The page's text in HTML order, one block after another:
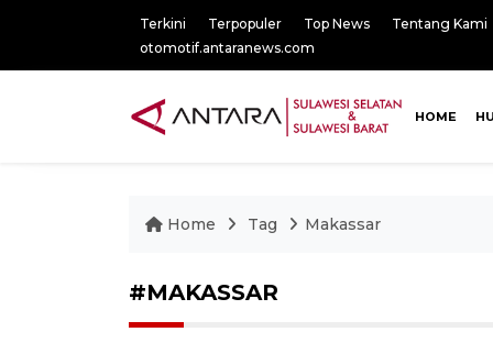
Terkini Terpopuler Top News
Tentang Kami
otomotif.antaranews.com
HOME
Home Tag Makassar
#MAKASSAR